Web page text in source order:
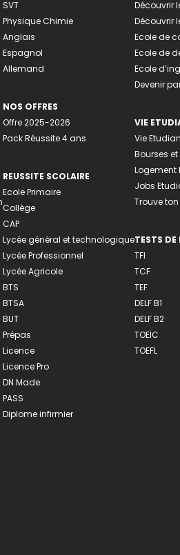
SVT
Physique Chimie
Anglais
Espagnol
Allemand
NOS OFFRES
Offre 2025-2026
Pack Réussite 4 ans
REUSSITE SCOLAIRE
Ecole Primaire
Collège
CAP
Lycée général et technologique
Lycée Professionnel
Lycée Agricole
BTS
BTSA
BUT
Prépas
Licence
Licence Pro
DN Made
PASS
Diplome infirmier
Découvrir
Découvrir
Ecole de
Ecole de
Ecole
Devenir
VIE
Vie
Bourses
Logement
Jobs
Trouve
TESTS DE
TFI
TCF
TEF
DELF B1
DELF B2
TOEIC
TOEFL